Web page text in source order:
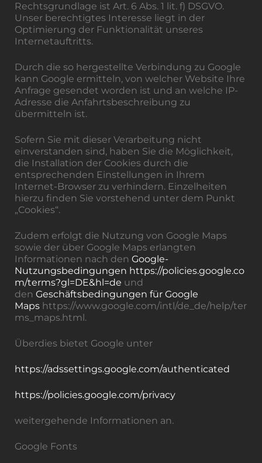
Rechtsgrundlage ist Art. 6 Abs. 1 lit. f) DSGVO.
Unser berechtigtes Interesse liegt in der
Optimierung der Funktionalität unseres
Internetauftritts.
Durch die so hergestellte Verbindung zu Google
kann Google ermitteln, von welcher Website Ihre
Anfrage gesendet worden ist und an welche IP-
Adresse die Anfahrtsbeschreibung zu
übermitteln ist.
Sofern Sie mit dieser Verarbeitung nicht
einverstanden sind, haben Sie die Möglichkeit,
die Installation der Cookies durch die
entsprechenden Einstellungen in Ihrem
Internet-Browser zu verhindern. Einzelheiten
hierzu finden Sie vorstehend unter dem Punkt
„Cookies“.
Zudem erfolgt die Nutzung von Google Maps
sowie der über Google Maps erlangten
Informationen nach den Google-
Nutzungsbedingungen https://policies.google.co
m/terms?gl=DE&hl=de und
den Geschäftsbedingungen für Google
Maps https://www.google.com/intl/de_de/help/ter
ms_maps.html.
Überdies bietet Google unter
https://adssettings.google.com/authenticated
https://policies.google.com/privacy
weitergehende Informationen an.
Google Fonts